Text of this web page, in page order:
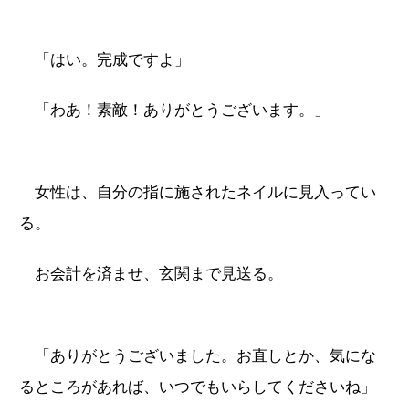
「はい。完成ですよ」
「わあ！素敵！ありがとうございます。」
女性は、自分の指に施されたネイルに見入ってい
る。
お会計を済ませ、玄関まで見送る。
「ありがとうございました。お直しとか、気にな
るところがあれば、いつでもいらしてくださいね」